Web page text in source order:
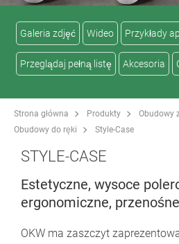
Galeria zdjęć Wideo Przykłady
Przeglądaj pełną listę Akcesoria
Strona główna Produkty
Obudowy
Obudowy do ręki
Style-Case
STYLE-CASE
Estetyczne, wysoce
ergonomiczne,
OKW ma zaszczyt